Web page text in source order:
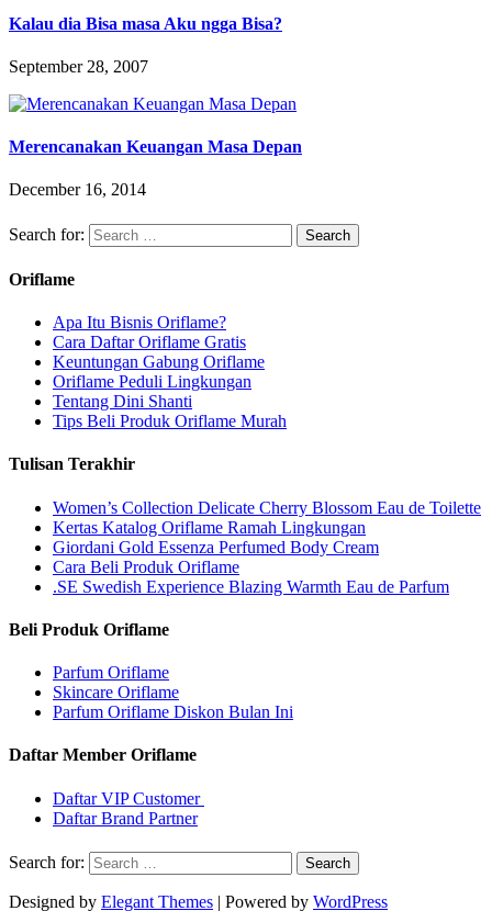
Kalau dia Bisa masa Aku ngga Bisa?
September 28, 2007
Merencanakan Keuangan Masa Depan
December 16, 2014
Search for:
Oriflame
Apa Itu Bisnis Oriflame?
Cara Daftar Oriflame Gratis
Keuntungan Gabung Oriflame
Oriflame Peduli Lingkungan
Tentang Dini Shanti
Tips Beli Produk Oriflame Murah
Tulisan Terakhir
Women’s Collection Delicate Cherry Blossom Eau de Toilette
Kertas Katalog Oriflame Ramah Lingkungan
Giordani Gold Essenza Perfumed Body Cream
Cara Beli Produk Oriflame
.SE Swedish Experience Blazing Warmth Eau de Parfum
Beli Produk Oriflame
Parfum Oriflame
Skincare Oriflame
Parfum Oriflame Diskon Bulan Ini
Daftar Member Oriflame
Daftar VIP Customer
Daftar Brand Partner
Search for:
Designed by Elegant Themes | Powered by WordPress